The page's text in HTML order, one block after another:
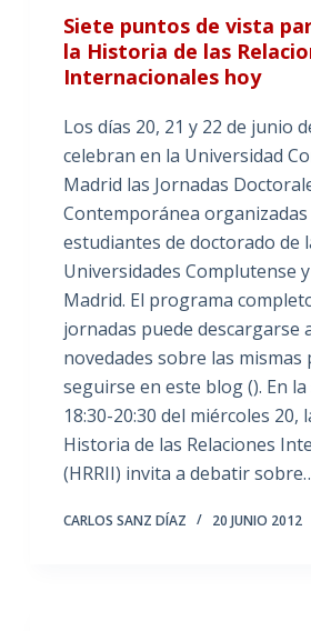
Siete puntos de vista
la Historia de las
Internacionales hoy
Los días 20, 21 y 22 de junio
celebran en la Universidad
Madrid las Jornadas
Contemporánea
estudiantes de doctorado de
Universidades Complutense
Madrid. El programa
jornadas puede descargarse
novedades sobre las mismas
seguirse en este blog (). En
18:30-20:30 del miércoles 20,
Historia de las Relaciones
(HRRII) invita a debatir
CARLOS SANZ DÍAZ 20 JUNIO 2012